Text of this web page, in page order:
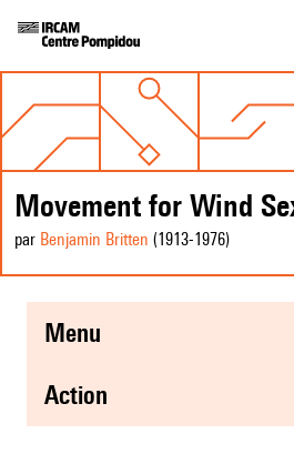
Movement for Wind
par Benjamin Britten (1913-1976)
menu
action